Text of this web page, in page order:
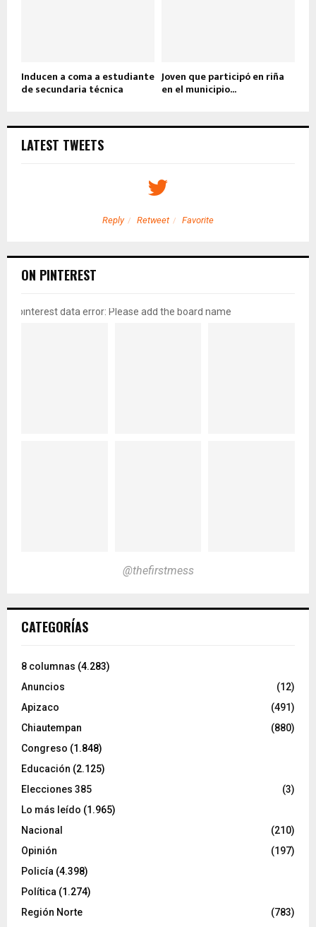
Inducen a coma a estudiante
de secundaria técnica
Joven que participó en riña
en el municipio...
LATEST TWEETS
Reply Retweet Favorite
ON PINTEREST
pinterest data error: Please add the board name
@thefirstmess
CATEGORÍAS
8 columnas (4.283)
Anuncios
(12)
Apizaco
(491)
Chiautempan
(880)
Congreso (1.848)
Educación (2.125)
Elecciones 385
(3)
Lo más leído (1.965)
Nacional
(210)
Opinión
(197)
Policía (4.398)
Política (1.274)
Región Norte
(783)